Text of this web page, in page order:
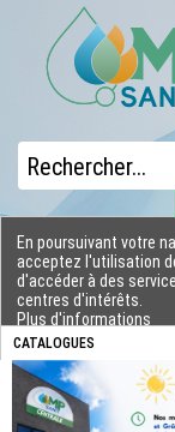
CATALOGUES
En poursuivant votre
acceptez l'utilisation
d'accéder à des
centres d'intérêts.
Plus d'informations